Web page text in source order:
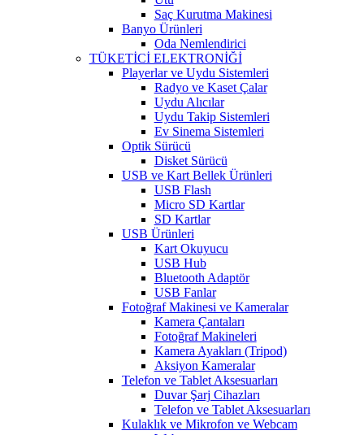
Saç Kurutma Makinesi
Banyo Ürünleri
Oda Nemlendirici
TÜKETİCİ ELEKTRONİĞİ
Playerlar ve Uydu Sistemleri
Radyo ve Kaset Çalar
Uydu Alıcılar
Uydu Takip Sistemleri
Ev Sinema Sistemleri
Optik Sürücü
Disket Sürücü
USB ve Kart Bellek Ürünleri
USB Flash
Micro SD Kartlar
SD Kartlar
USB Ürünleri
Kart Okuyucu
USB Hub
Bluetooth Adaptör
USB Fanlar
Fotoğraf Makinesi ve Kameralar
Kamera Çantaları
Fotoğraf Makineleri
Kamera Ayakları (Tripod)
Aksiyon Kameralar
Telefon ve Tablet Aksesuarları
Duvar Şarj Cihazları
Telefon ve Tablet Aksesuarları
Kulaklık ve Mikrofon ve Webcam